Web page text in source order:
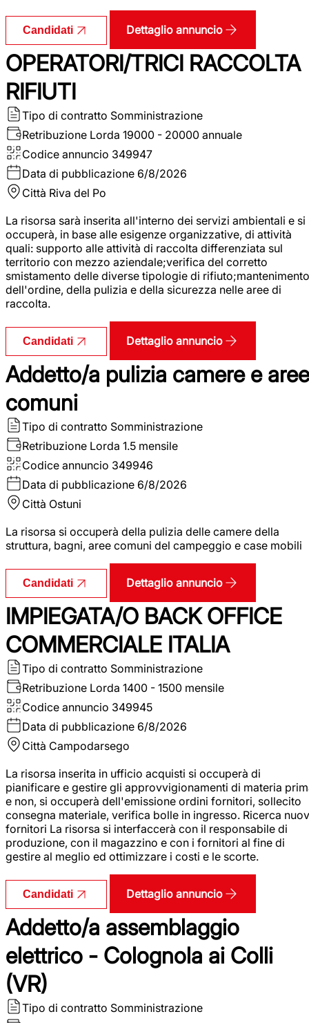
Candidati Dettaglio annuncio
OPERATORI/TRICI RACCOLTA
RIFIUTI
Tipo di contratto Somministrazione
Retribuzione Lorda 19000 - 20000 annuale
Codice annuncio 349947
Data di pubblicazione 6/8/2026
Città Riva del Po
La risorsa sarà inserita all'interno dei servizi ambientali e si
occuperà, in base alle esigenze organizzative, di attività
quali: supporto alle attività di raccolta differenziata sul
territorio con mezzo aziendale;verifica del corretto
smistamento delle diverse tipologie di rifiuto;mantenimento
dell'ordine, della pulizia e della sicurezza nelle aree di
raccolta.
Candidati Dettaglio annuncio
Addetto/a pulizia camere e aree
comuni
Tipo di contratto Somministrazione
Retribuzione Lorda 1.5 mensile
Codice annuncio 349946
Data di pubblicazione 6/8/2026
Città Ostuni
La risorsa si occuperà della pulizia delle camere della
struttura, bagni, aree comuni del campeggio e case mobili
Candidati Dettaglio annuncio
IMPIEGATA/O BACK OFFICE
COMMERCIALE ITALIA
Tipo di contratto Somministrazione
Retribuzione Lorda 1400 - 1500 mensile
Codice annuncio 349945
Data di pubblicazione 6/8/2026
Città Campodarsego
La risorsa inserita in ufficio acquisti si occuperà di
pianificare e gestire gli approvvigionamenti di materia
e non, si occuperà dell'emissione ordini fornitori, sollecito
consegna materiale, verifica bolle in ingresso. Ricerca
fornitori La risorsa si interfaccerà con il responsabile di
produzione, con il magazzino e con i fornitori al fine di
gestire al meglio ed ottimizzare i costi e le scorte.
Candidati Dettaglio annuncio
Addetto/a assemblaggio
elettrico - Colognola ai Colli
(VR)
Tipo di contratto Somministrazione